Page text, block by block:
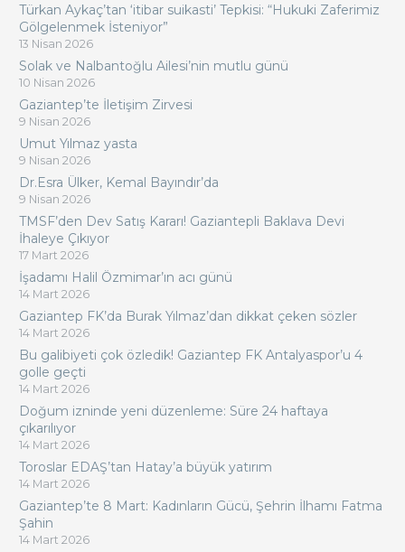
Türkan Aykaç’tan ‘itibar suikasti’ Tepkisi: “Hukuki Zaferimiz
Gölgelenmek İsteniyor”
13 Nisan 2026
Solak ve Nalbantoğlu Ailesi’nin mutlu günü
10 Nisan 2026
Gaziantep’te İletişim Zirvesi
9 Nisan 2026
Umut Yılmaz yasta
9 Nisan 2026
Dr.Esra Ülker, Kemal Bayındır’da
9 Nisan 2026
TMSF’den Dev Satış Kararı! Gaziantepli Baklava Devi
İhaleye Çıkıyor
17 Mart 2026
İşadamı Halil Özmimar’ın acı günü
14 Mart 2026
Gaziantep FK’da Burak Yılmaz’dan dikkat çeken sözler
14 Mart 2026
Bu galibiyeti çok özledik! Gaziantep FK Antalyaspor’u 4
golle geçti
14 Mart 2026
Doğum izninde yeni düzenleme: Süre 24 haftaya
çıkarılıyor
14 Mart 2026
Toroslar EDAŞ’tan Hatay’a büyük yatırım
14 Mart 2026
Gaziantep’te 8 Mart: Kadınların Gücü, Şehrin İlhamı Fatma
Şahin
14 Mart 2026